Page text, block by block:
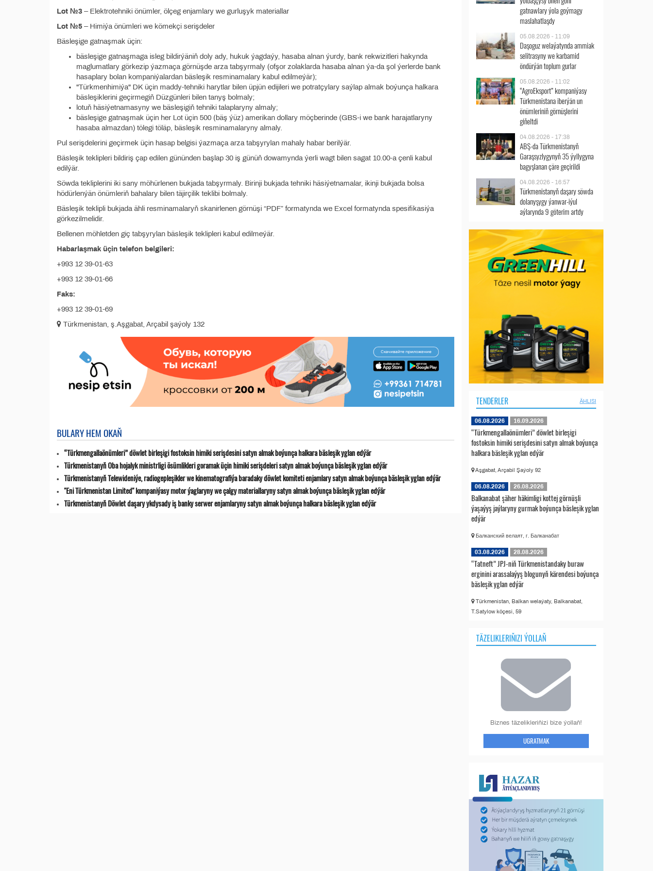
Lot №3 – Elektrotehniki önümler, ölçeg enjamlary we gurluşyk materiallar
Lot №5 – Himiýa önümleri we kömekçi serişdeler
Bäsleşige gatnaşmak üçin:
bäsleşige gatnaşmaga isleg bildirýäniň doly ady, hukuk ýagdaýy, hasaba alnan ýurdy, bank rekwizitleri hakynda
maglumatlary görkezip ýazmaça görnüşde arza tabşyrmaly (ofşor zolaklarda hasaba alnan ýa-da şol ýerlerde bank
hasaplary bolan kompaniýalardan bäsleşik resminamalary kabul edilmeýär);
"Türkmenhimiýa" DK üçin maddy-tehniki harytlar bilen üpjün edijileri we potratçylary saýlap almak boýunça halkara
bäsleşiklerini geçirmegiň Düzgünleri bilen tanyş bolmaly;
lotuň häsiýetnamasyny we bäsleşigiň tehniki talaplaryny almaly;
bäsleşige gatnaşmak üçin her Lot üçin 500 (bäş ýüz) amerikan dollary möçberinde (GBS-i we bank harajatlaryny
hasaba almazdan) tölegi töläp, bäsleşik resminamalaryny almaly.
Pul serişdelerini geçirmek üçin hasap belgisi ýazmaça arza tabşyrylan mahaly habar berilýär.
Bäsleşik teklipleri bildiriş çap edilen gününden başlap 30 iş günüň dowamynda ýerli wagt bilen sagat 10.00-a çenli kabul
edilýär.
Söwda tekliplerini iki sany möhürlenen bukjada tabşyrmaly. Birinji bukjada tehniki häsiýetnamalar, ikinji bukjada bolsa
hödürlenýän önümleriň bahalary bilen täjirçilik teklibi bolmaly.
Bäsleşik teklipli bukjada ähli resminamalaryň skanirlenen görnüşi “PDF” formatynda we Excel formatynda spesifikasiýa
görkezilmelidir.
Bellenen möhletden giç tabşyrylan bäsleşik teklipleri kabul edilmeýär.
Habarlaşmak üçin telefon belgileri:
+993 12 39-01-63
+993 12 39-01-66
Faks:
+993 12 39-01-69
Türkmenistan, ş.Aşgabat, Arçabil şaýoly 132
BULARY HEM OKAŇ
“Türkmengallaönümleri” döwlet birleşigi fostoksin himiki serişdesini satyn almak boýunça halkara bäsleşik yglan edýär
Türkmenistanyň Oba hojalyk ministrligi ösümlikleri goramak üçin himiki serişdeleri satyn almak boýunça bäsleşik yglan edýär
Türkmenistanyň Telewideniýe, radio­gepleşikler we kinematografiýa baradaky döwlet komiteti enjamlary satyn almak boýunça bäsleşik yglan edýär
"Eni Türkmenistan Limited" kompaniýasy motor ýaglaryny we çalgy materiallaryny satyn almak boýunça bäsleşik yglan edýär
Türkmenistanyň Döwlet daşary ykdysady iş banky serwer enjamlaryny satyn almak boýunça halkara bäsleşik yglan edýär
gatnawlary ýola goýmagy
maslahatlaşdy
05.08.2026 - 11:09
Daşoguz welaýatynda ammiak
selitrasyny we karbamid
öndürýän toplum gurlar
05.08.2026 - 11:02
“AgroEksport” kompaniýasy
Türkmenistana iberýän un
önümleriniň görnüşlerini
giňeltdi
04.08.2026 - 17:38
ABŞ-da Türkmenistanyň
Garaşsyzlygynyň 35 ýyllygyna
bagyşlanan çäre geçirildi
04.08.2026 - 16:57
Türkmenistanyň daşary söwda
dolanyşygy ýanwar-iýul
aýlarynda 9 göterim artdy
TENDERLER ÄHLISI
06.08.2026 16.09.2026
“Türkmengallaönümleri” döwlet birleşigi
fostoksin himiki serişdesini satyn almak boýunça
halkara bäsleşik yglan edýär
Aşgabat, Arçabil Şaýoly 92
06.08.2026 26.08.2026
Balkanabat şäher häkimligi kottej görnüşli
ýaşaýyş jaýlaryny gurmak boýunça bäsleşik yglan
edýär
Балканский велаят, г. Балканабат
03.08.2026 28.08.2026
“Tatneft” JPJ-niň Türkmenistandaky buraw
erginini arassalaýyş blogunyň kärendesi boýunça
bäsleşik yglan edýär
Türkmenistan, Balkan welaýaty, Balkanabat,
T.Satylow köçesi, 59
TÄZELIKLERIŇIZI ÝOLLAŇ
Biznes täzelikleriňizi bize ýollaň!
UGRATMAK